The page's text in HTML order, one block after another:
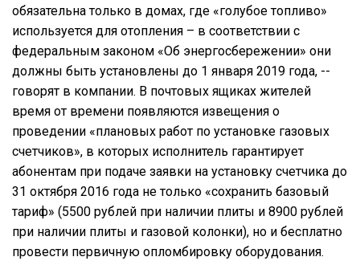
обязательна только в домах, где «голубое топливо»
используется для отопления – в соответствии с
федеральным законом «Об энергосбережении» они
должны быть установлены до 1 января 2019 года, --
говорят в компании. В почтовых ящиках жителей
время от времени появляются извещения о
проведении «плановых работ по установке газовых
счетчиков», в которых исполнитель гарантирует
абонентам при подаче заявки на установку счетчика до
31 октября 2016 года не только «сохранить базовый
тариф» (5500 рублей при наличии плиты и 8900 рублей
при наличии плиты и газовой колонки), но и бесплатно
провести первичную опломбировку оборудования.